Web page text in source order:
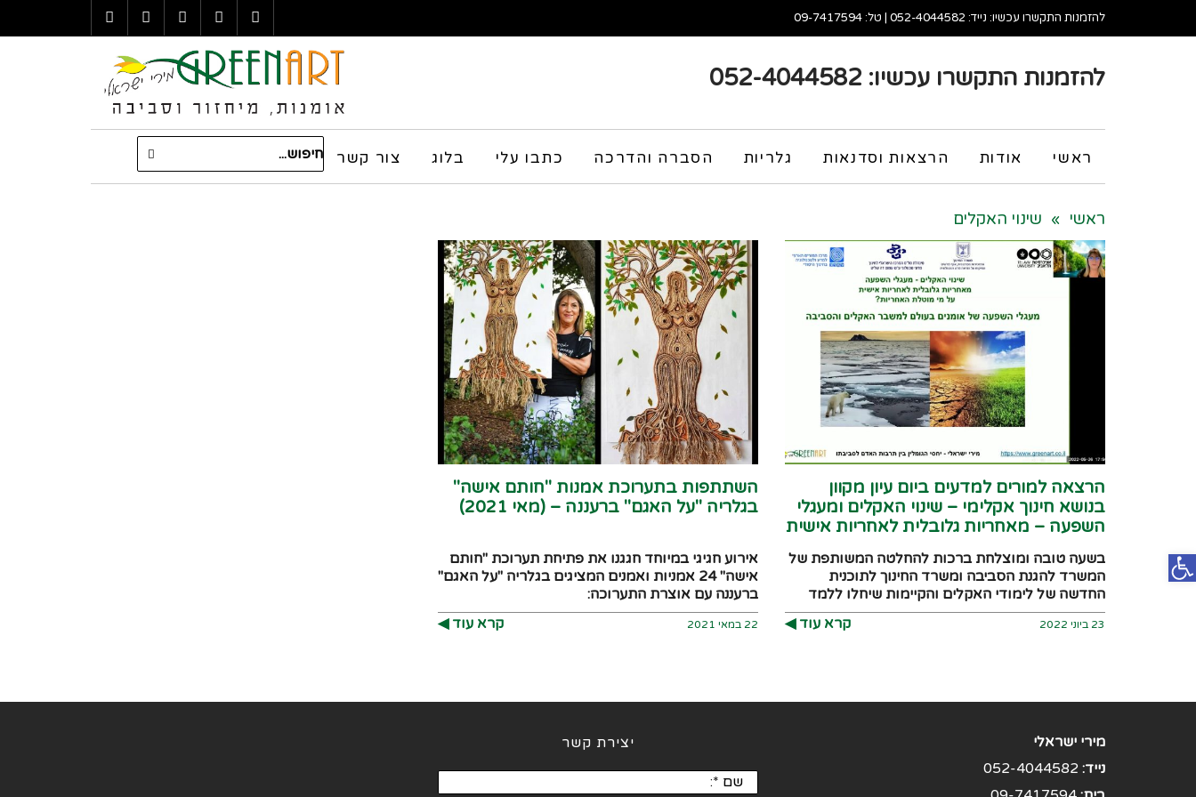
פתח סרגל נגישות
להזמנות התקשרו עכשיו: נייד: 052-4044582 | טל:09-7417594
Facebook
Twitter
Google+
YouTube
LinkedIn
להזמנות התקשרו עכשיו: 052-4044582
ראשי אודות הרצאות וסדנאות גלריות הסברה והדרכה כתבו עלי בלוג צור קשר
חיפוש
עבור:
ראשי » שינוי האקלים
הרצאה למורים למדעים ביום עיון מקוון
בנושא חינוך אקלימי – שינוי האקלים ומעגלי
השפעה – מאחריות גלובלית לאחריות אישית
בשעה טובה ומוצלחת ברכות להחלטה המשותפת של
המשרד להגנת הסביבה ומשרד החינוך לתוכנית
החדשה של לימודי האקלים והקיימות שיחלו ללמד
23 ביוני 2022 קרא עוד ◀︎
השתתפות בתערוכת אמנות "חותם אישה"
בגלריה "על האגם" ברעננה – (מאי 2021)
אירוע חגיגי במיוחד חגגנו את פתיחת תערוכת "חותם
אישה" 24 אמניות ואמנים המציגים בגלריה "על האגם"
ברעננה עם אוצרת התערוכה:
22 במאי 2021 קרא עוד ◀︎
מירי ישראלי
נייד: 052-4044582
יצירת קשר